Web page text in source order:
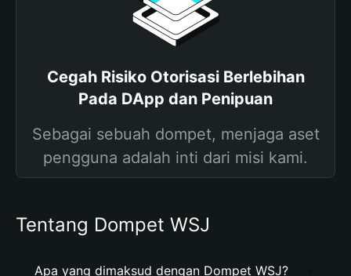
Cegah Risiko Otorisasi Berlebihan
Pada DApp dan Penipuan
Sebagai sebuah dompet, menjaga aset
pengguna adalah inti dari misi kami.
Tentang Dompet WSJ
Apa yang dimaksud dengan Dompet WSJ?